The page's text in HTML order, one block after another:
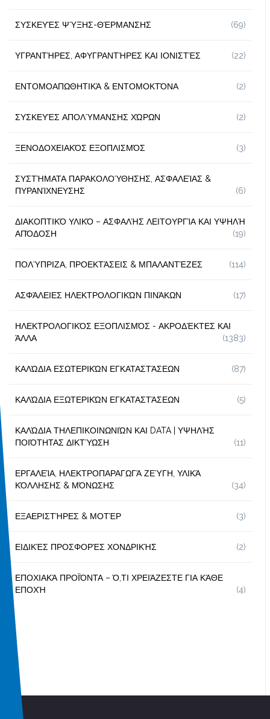
ΣΥΣΚΕΥΈΣ ΨΎΞΗΣ-ΘΈΡΜΑΝΣΗΣ (69)
ΥΓΡΑΝΤΉΡΕΣ, ΑΦΥΓΡΑΝΤΉΡΕΣ ΚΑΙ ΙΟΝΙΣΤΈΣ (22)
ΕΝΤΟΜΟΑΠΩΘΗΤΙΚΆ & ΕΝΤΟΜΟΚΤΌΝΑ (2)
ΣΥΣΚΕΥΈΣ ΑΠΟΛΎΜΑΝΣΗΣ ΧΏΡΩΝ (2)
ΞΕΝΟΔΟΧΕΙΑΚΌΣ ΕΞΟΠΛΙΣΜΌΣ (3)
ΣΥΣΤΉΜΑΤΑ ΠΑΡΑΚΟΛΟΎΘΗΣΗΣ, ΑΣΦΑΛΕΊΑΣ &
ΠΥΡΑΝΊΧΝΕΥΣΗΣ
(6)
ΔΙΑΚΟΠΤΙΚΌ ΥΛΙΚΌ – ΑΣΦΑΛΉΣ ΛΕΙΤΟΥΡΓΊΑ ΚΑΙ ΥΨΗΛΉ
ΑΠΌΔΟΣΗ
(19)
ΠΟΛΎΠΡΙΖΑ, ΠΡΟΕΚΤΆΣΕΙΣ & ΜΠΑΛΑΝΤΈΖΕΣ (114)
ΑΣΦΆΛΕΙΕΣ ΗΛΕΚΤΡΟΛΟΓΙΚΏΝ ΠΙΝΆΚΩΝ (17)
ΗΛΕΚΤΡΟΛΟΓΙΚΌΣ ΕΞΟΠΛΙΣΜΌΣ - ΑΚΡΟΔΈΚΤΕΣ ΚΑΙ
ΆΛΛΑ
(1383)
ΚΑΛΏΔΙΑ ΕΣΩΤΕΡΙΚΏΝ ΕΓΚΑΤΑΣΤΆΣΕΩΝ (87)
ΚΑΛΏΔΙΑ ΕΞΩΤΕΡΙΚΏΝ ΕΓΚΑΤΑΣΤΆΣΕΩΝ (5)
ΚΑΛΏΔΙΑ ΤΗΛΕΠΙΚΟΙΝΩΝΙΏΝ ΚΑΙ DATA | ΥΨΗΛΉΣ
ΠΟΙΌΤΗΤΑΣ ΔΙΚΤΎΩΣΗ
(11)
ΕΡΓΑΛΕΊΑ, ΗΛΕΚΤΡΟΠΑΡΑΓΩΓΆ ΖΕΎΓΗ, ΥΛΙΚΆ
ΚΌΛΛΗΣΗΣ & ΜΌΝΩΣΗΣ
(34)
ΕΞΑΕΡΙΣΤΉΡΕΣ & ΜΟΤΈΡ (3)
ΕΙΔΙΚΈΣ ΠΡΟΣΦΟΡΈΣ ΧΟΝΔΡΙΚΉΣ (2)
ΕΠΟΧΙΑΚΆ ΠΡΟΪΌΝΤΑ – Ό,ΤΙ ΧΡΕΙΆΖΕΣΤΕ ΓΙΑ ΚΆΘΕ
ΕΠΟΧΉ
(4)